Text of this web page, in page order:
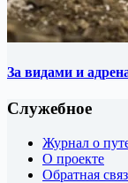
За видами и
Служебное
Журнал о
О проекте
Обратная